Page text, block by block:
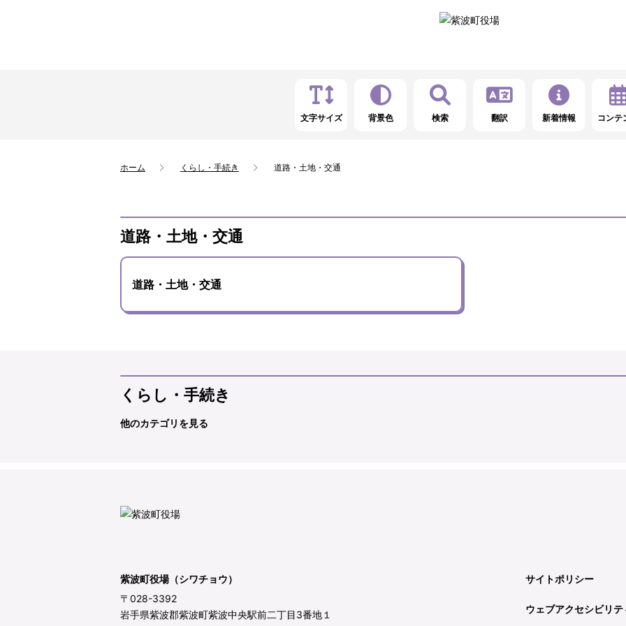
文字サイズ 背景色 検索 翻訳 新着情報 コンテ
ホーム くらし・手続き 道路・土地・交通
道路・土地・交通
道路・土地・交通
くらし・手続き
他のカテゴリを見る
紫波町役場（シワチョウ）
〒028-3392
岩手県紫波郡紫波町紫波中央駅前二丁目3番地１
サイトポリシー
ウェブアクセシビリテ